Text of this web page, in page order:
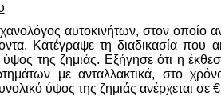
αυτοκινήτων, στον οποίο
Κατέγραψε τη διαδικασία που
ύψος της ζημιάς. Εξήγησε ότι η
με ανταλλακτικά, στο
ύψος της ζημιάς ανέρχεται σε